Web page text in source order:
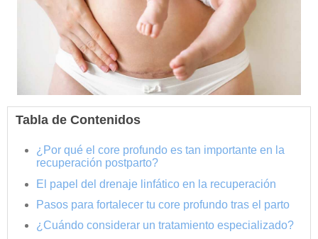
Tabla de Contenidos
¿Por qué el core profundo es tan importante en la
recuperación postparto?
El papel del drenaje linfático en la recuperación
Pasos para fortalecer tu core profundo tras el parto
¿Cuándo considerar un tratamiento especializado?